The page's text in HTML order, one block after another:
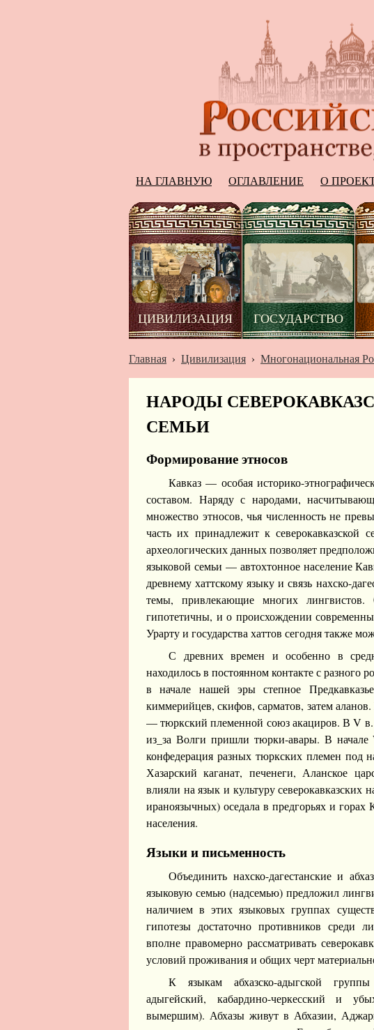
НА ГЛАВНУЮ ОГЛАВЛЕНИЕ О
ЦИВИЛИЗАЦИЯ ГОСУДАРСТВО
Главная › Цивилизация › Много­национальная
НАРОДЫ
СЕМЬИ
Формирование этносов
Кавказ — особая историко-
составом. Наряду с народами,
множество этносов, чья численность не
часть их принадлежит к северокавказской
археологических данных позволяет
языковой семьи — автохтонное население
древнему хаттскому языку и связь нахско-
темы, привлекающие многих
гипотетичны, и о происхождении
Урарту и государства хаттов сегодня также
С древних времен и особенно в
находилось в постоянном контакте с
в начале нашей эры степное
киммерийцев, скифов, сарматов, затем
— тюркский племенной союз акациров. В V
из_за Волги пришли тюрки-авары. В
конфедерация разных тюркских племен под
Хазарский каганат, печенеги, Аланское
влияли на язык и культуру северокавказских
ираноязычных) оседала в предгорьях и горах
населения.
Языки и письменность
Объединить нахско-дагестанские и
языковую семью (надсемью) предложил
наличием в этих языковых группах
гипотезы достаточно противников среди
вполне правомерно рассматривать
условий проживания и общих черт
К языкам абхазско-адыгской
адыгейский, кабардино-черкесский и
вымершим). Абхазы живут в Абхазии,